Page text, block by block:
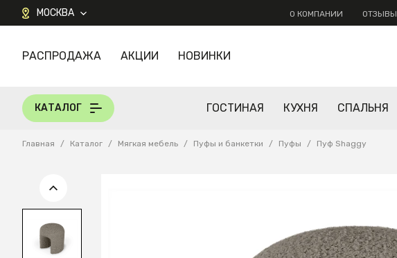
МОСКВА О КОМПАНИИ ОТЗЫВЫ
КАТАЛОГ
РАСПРОДАЖА АКЦИИ НОВИНКИ
КАТАЛОГ ГОСТИНАЯ КУХНЯ СПАЛЬНЯ
Главная / Каталог / Мягкая мебель / Пуфы и банкетки / Пуфы / Пуф Shaggy